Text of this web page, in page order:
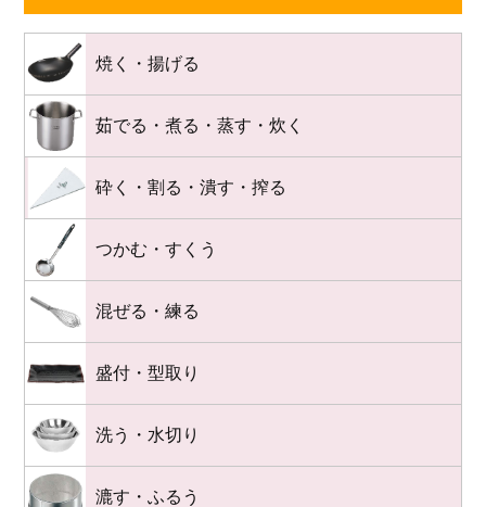
焼く・揚げる
茹でる・煮る・蒸す・炊く
砕く・割る・潰す・搾る
つかむ・すくう
混ぜる・練る
盛付・型取り
洗う・水切り
漉す・ふるう